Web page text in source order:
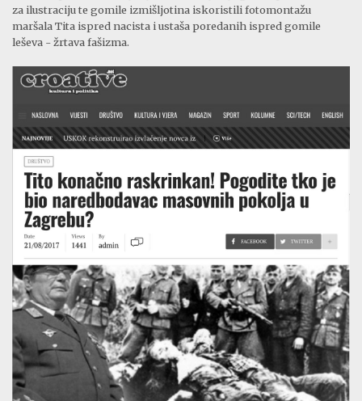
za ilustraciju te gomile izmišljotina iskoristili fotomontažu
maršala Tita ispred nacista i ustaša poredanih ispred gomile
leševa - žrtava fašizma.